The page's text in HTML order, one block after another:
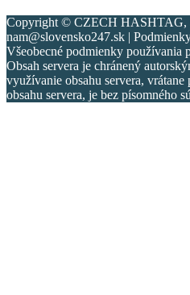
Copyright © CZECH HASHTAG,
nam@slovensko247.sk |
Všeobecné podmienky používania
Obsah servera je chránený
využívanie obsahu servera,
obsahu servera, je bez písomného